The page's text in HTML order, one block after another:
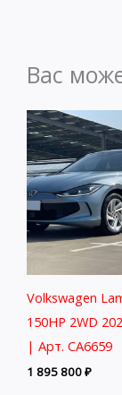
Вас
Volkswagen
150HP 2WD
| Арт. CA6659
1 895 800₽